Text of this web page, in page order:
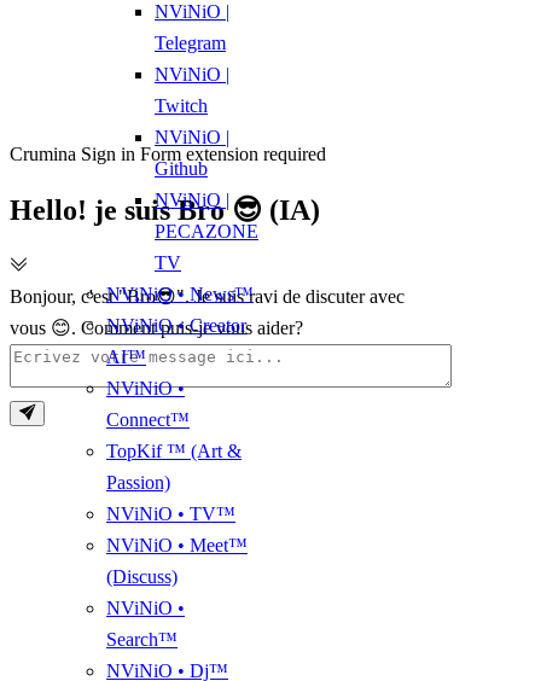
Crumina Sign in Form extension required
Hello! je suis Bro 😎 (IA)
Bonjour, c'est "Bro😎". Je suis ravi de discuter avec
vous 😊. Comment puis-je vous aider?
NViNiO |
Telegram
NViNiO |
Twitch
NViNiO |
Github
NViNiO |
PECAZONE
TV
NViNiO • News™
NViNiO • Creator
AI™
NViNiO •
Connect™
TopKif ™ (Art &
Passion)
NViNiO • TV™
NViNiO • Meet™
(Discuss)
NViNiO •
Search™
NViNiO • Dj™